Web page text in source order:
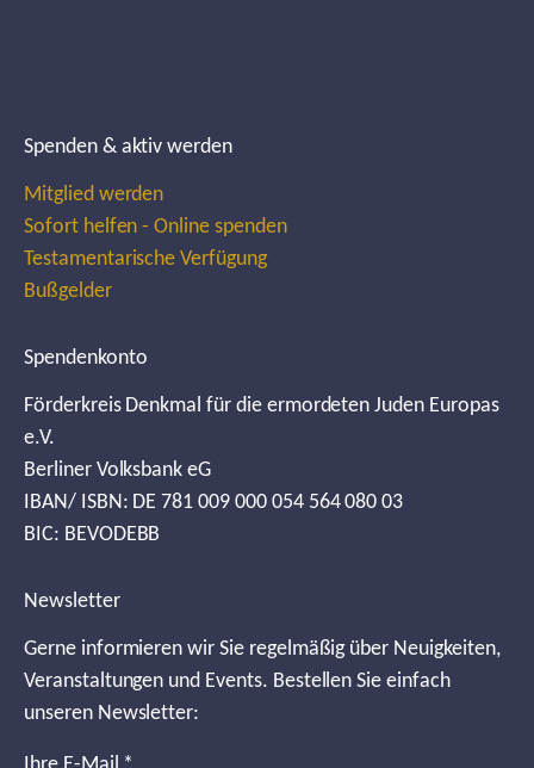
Spenden & aktiv werden
Mitglied werden
Sofort helfen - Online spenden
Testamentarische Verfügung
Bußgelder
Spendenkonto
Förderkreis Denkmal für die ermordeten Juden Europas
e.V.
Berliner Volksbank eG
IBAN/ ISBN: DE 781 009 000 054 564 080 03
BIC: BEVODEBB
Newsletter
Gerne informieren wir Sie regelmäßig über Neuigkeiten,
Veranstaltungen und Events. Bestellen Sie einfach
unseren Newsletter: